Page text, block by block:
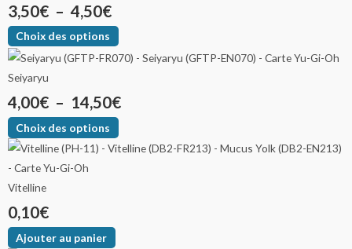
3,50€ – 4,50€
Choix des options
Seiyaryu
4,00€ – 14,50€
Choix des options
Vitelline
0,10€
Ajouter au panier